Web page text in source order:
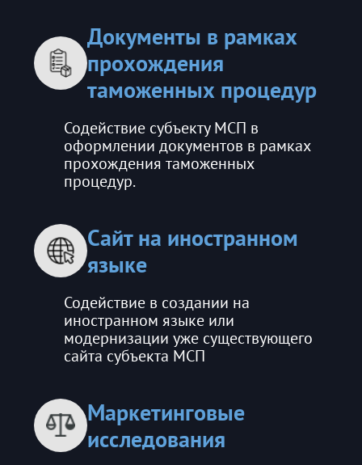
Документы в рамках
прохождения
таможенных процедур
Содействие субъекту МСП в
оформлении документов в рамках
прохождения таможенных
процедур.
Сайт на иностранном
языке
Содействие в создании на
иностранном языке или
модернизации уже существующего
сайта субъекта МСП
Маркетинговые
исследования